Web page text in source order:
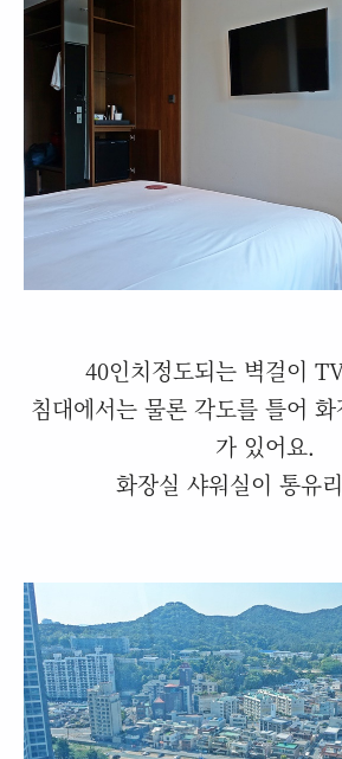
40인치정도되는 벽걸이
침대에서는 물론 각도를 틀어
가 있어요.
화장실 샤워실이 통유